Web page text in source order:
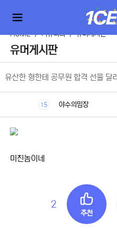
HOME > 커뮤니티 > 유머게시판
유머게시판
유산한 형한테 공무원 합격 선물 달
15 야수의밈장
미친놈이네
2
추천